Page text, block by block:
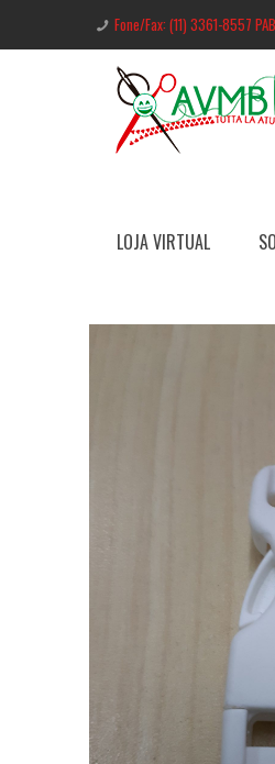
Fone/Fax: (11) 3361-8557
LOJA VIRTUAL